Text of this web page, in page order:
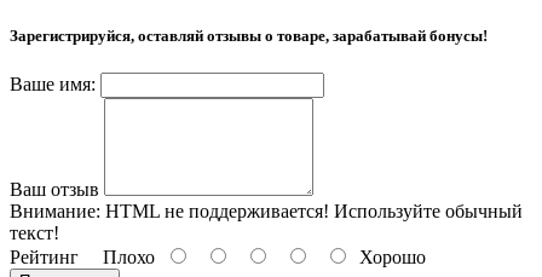
Зарегистрируйся, оставляй отзывы о товаре, зарабатывай бонусы!
Ваше имя:
Ваш отзыв
Внимание: HTML не поддерживается! Используйте обычный
текст!
Рейтинг Плохо Хорошо